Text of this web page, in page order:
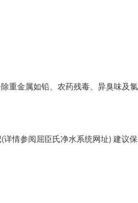
重金属如铅、农药残毒、异臭味及氯
情参阅屈臣氏净水系统网址) 建议